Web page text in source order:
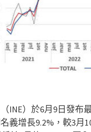
INE）於6月9日發布
義增長9.2%，較3月